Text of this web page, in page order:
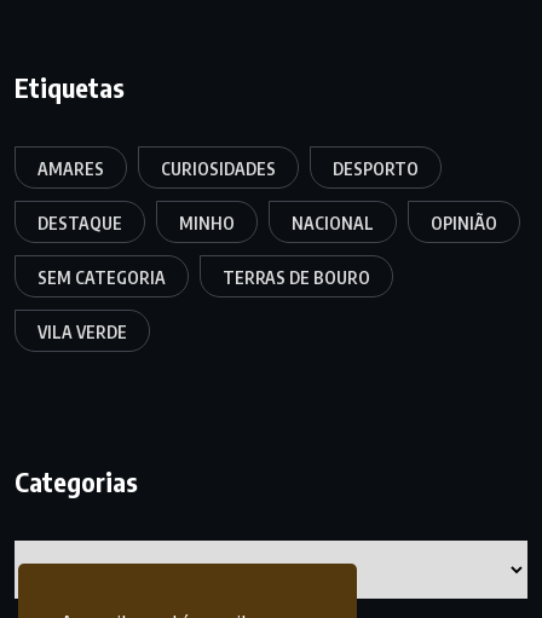
Etiquetas
AMARES CURIOSIDADES DESPORTO
DESTAQUE MINHO NACIONAL OPINIÃO
SEM CATEGORIA TERRAS DE BOURO
VILA VERDE
Categorias